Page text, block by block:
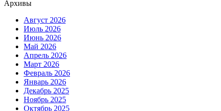
Архивы
Август 2026
Июль 2026
Июнь 2026
Май 2026
Апрель 2026
Март 2026
Февраль 2026
Январь 2026
Декабрь 2025
Ноябрь 2025
Октябрь 2025